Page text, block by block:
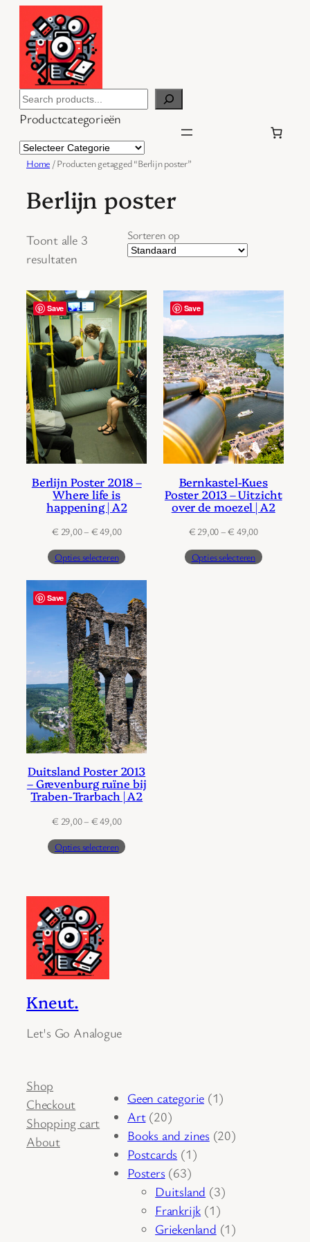
inhoud
Search
Productcategorieën
Home / Producten getagged “Berlijn poster”
Berlijn poster
Toont alle 3
resultaten
Sorteren op
Save
Berlijn Poster 2018 –
Where life is
happening | A2
€ 29,00– €49,00Prijsklasse:
tot
Opties selecteren
Save
Bernkastel-Kues
Poster 2013 – Uitzicht
over de moezel | A2
€ 29,00–€ 49,00Prijsklasse:
tot
Opties selecteren
Save
Duitsland Poster 2013
– Grevenburg ruïne bij
Traben-Trarbach | A2
€ 29,00– €49,00Prijsklasse:
tot
Opties selecteren
Kneut.
Let's Go Analogue
Shop
Checkout
Shopping cart
About
Geen categorie 11
Art 2020
producten
Books and zines 2020
Postcards 11
Posters 6363
producten
Duitsland 33
producten
Frankrijk 11
product
Griekenland 11